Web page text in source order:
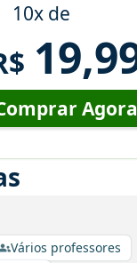
10x de
Agora
Vários professores